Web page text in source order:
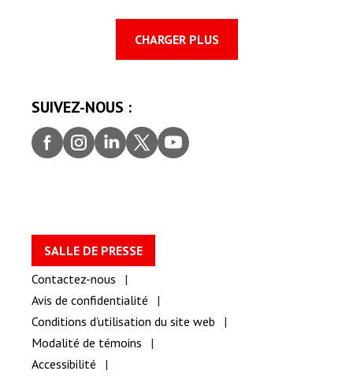
CHARGER PLUS
SUIVEZ-NOUS :
Faceb
ook
Insta
gram
Linke
dIn
Twitt
er
youtu
be
SALLE DE PRESSE
Contactez-nous
Avis de confidentialité
Conditions d’utilisation du site web
Modalité de témoins
Accessibilité